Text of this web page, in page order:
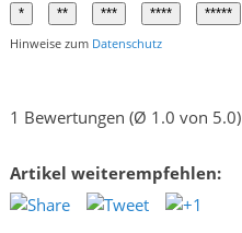
Hinweise zum Datenschutz
1 Bewertungen (Ø 1.0 von 5.0)
Artikel weiterempfehlen: